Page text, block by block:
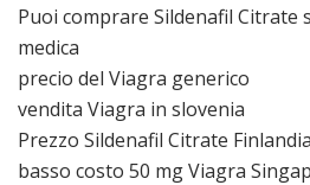
Puoi comprare Sildenafil Citrate
medica
precio del Viagra generico
vendita Viagra in slovenia
Prezzo Sildenafil Citrate Finlandia
basso costo 50 mg Viagra